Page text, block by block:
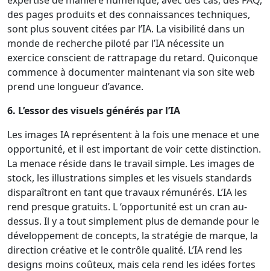
des pages produits et des connaissances techniques,
sont plus souvent citées par l’IA. La visibilité dans un
monde de recherche piloté par l’IA nécessite un
exercice conscient de rattrapage du retard. Quiconque
commence à documenter maintenant via son site web
prend une longueur d’avance.
6. L’essor des visuels générés par l’IA
Les images IA représentent à la fois une menace et une
opportunité, et il est important de voir cette distinction.
La menace réside dans le travail simple. Les images de
stock, les illustrations simples et les visuels standards
disparaîtront en tant que travaux rémunérés. L’IA les
rend presque gratuits. L ‘opportunité est un cran au-
dessus. Il y a tout simplement plus de demande pour le
développement de concepts, la stratégie de marque, la
direction créative et le contrôle qualité. L’IA rend les
designs moins coûteux, mais cela rend les idées fortes